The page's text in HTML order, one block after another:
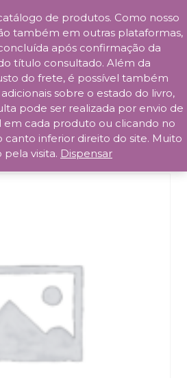
da Praça
Gente!
de produtos. Como nosso
também em outras plataformas,
após confirmação da
título consultado. Além da
do frete, é possível também
sobre o estado do livro,
pode ser realizada por envio de
cada produto ou clicando no
inferior direito do site. Muito
visita. Dispensar